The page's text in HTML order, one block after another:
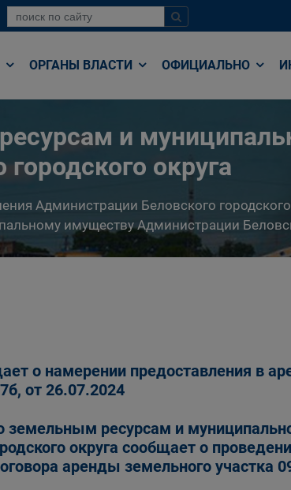
ОРГАНЫ ВЛАСТИ ОФИЦИАЛЬНО
и
округа
Администрации Беловского городского
имуществу Администрации
о намерении предоставления в
от 26.07.2024
земельным ресурсам и
округа сообщает о
аренды земельного участка